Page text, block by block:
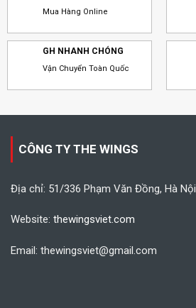
Mua Hàng Online
GH NHANH CHÓNG
Vận Chuyển Toàn Quốc
CÔNG TY THE WINGS
Địa chỉ: 51/336 Phạm Văn Đồng, Hà Nội
Website: thewingsviet.com
Email: thewingsviet@gmail.com